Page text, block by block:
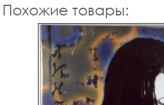
Похожие товары: